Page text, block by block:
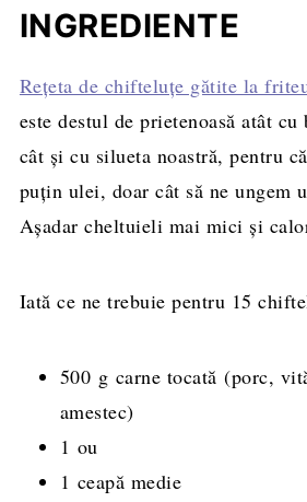
INGREDIENTE
Rețeta de chifteluțe gătite la
este destul de prietenoasă atât
cât și cu silueta noastră, pentru
puțin ulei, doar cât să ne ungem
Așadar cheltuieli mai mici și
Iată ce ne trebuie pentru 15
500 g carne tocată (porc,
amestec)
1 ou
1 ceapă medie